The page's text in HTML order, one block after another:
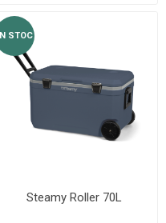
IN STOC
Steamy Roller 70L